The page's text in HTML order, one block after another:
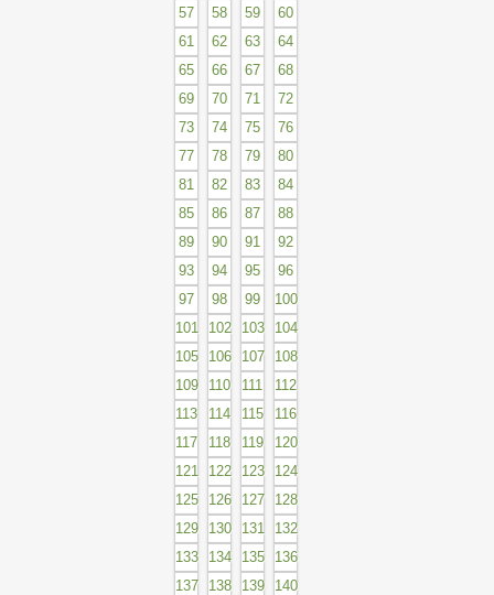
57
58 59
60
61
62 63
64
65
66 67
68
69
70 71
72
73
74 75
76
77
78 79
80
81
82 83
84
85
86 87
88
89
90 91
92
93
94 95
96
97
98 99
100
101
102 103
104
105
106 107
108
109
110 111
112
113
114 115
116
117
118 119
120
121
122 123
124
125
126 127
128
129
130 131
132
133
134 135
136
137
138 139
140